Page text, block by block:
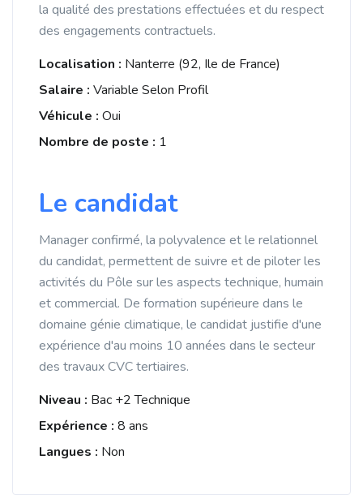
la qualité des prestations effectuées et du respect
des engagements contractuels.
Localisation : Nanterre (92, Ile de France)
Salaire : Variable Selon Profil
Véhicule : Oui
Nombre de poste : 1
Le candidat
Manager confirmé, la polyvalence et le relationnel
du candidat, permettent de suivre et de piloter les
activités du Pôle sur les aspects technique, humain
et commercial. De formation supérieure dans le
domaine génie climatique, le candidat justifie d'une
expérience d'au moins 10 années dans le secteur
des travaux CVC tertiaires.
Niveau : Bac +2 Technique
Expérience : 8 ans
Langues : Non